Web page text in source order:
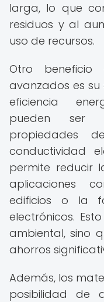
larga, lo que
residuos y al
uso de recursos.
Otro
avanzados es
eficiencia
pueden ser
propiedades
conductividad
permite reducir
aplicaciones
edificios o la
electrónicos.
ambiental, sino
ahorros
Además, los
posibilidad de